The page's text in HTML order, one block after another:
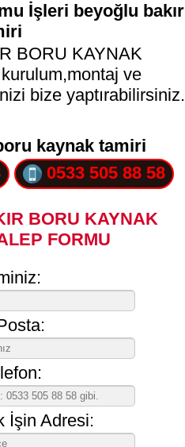
İşleri beyoğlu bakır
BORU KAYNAK
ve
bize yaptırabilirsiniz.
kaynak tamiri
0533 505 88 58
BORU KAYNAK
FORMU
İşin Adresi: